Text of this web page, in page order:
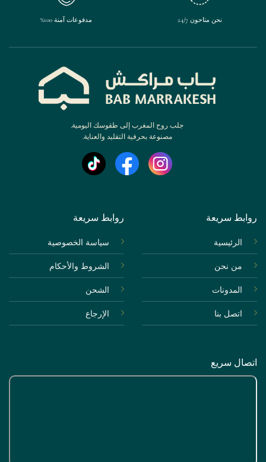
نحن متاحون 24/7 مدفوعات آمنة 100%
جلب روح المغرب إلى طقوسك اليومية.
مصنوعة بحرفية التقليد والعناية.
روابط سريعة
الرئيسية
من نحن
المدونات
اتصل بنا
روابط سريعة
سياسة الخصوصية
الشروط والأحكام
الشحن
الإرجاع
اتصال سريع